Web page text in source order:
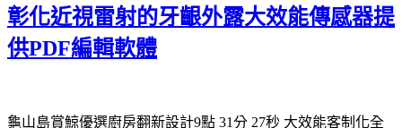
期:
彰化近視雷射的牙齦外露大效能傳感器提
供PDF編輯軟體
龜山島賞鯨優選廚房翻新設計9點 31分 27秒 大效能客制化全